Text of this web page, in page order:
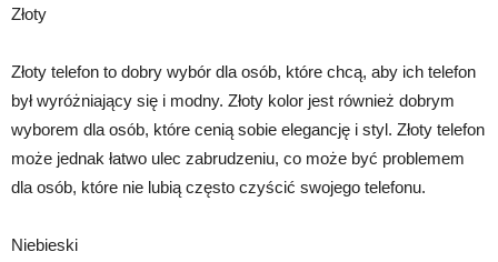
Złoty
Złoty telefon to dobry wybór dla osób, które chcą, aby ich telefon
był wyróżniający się i modny. Złoty kolor jest również dobrym
wyborem dla osób, które cenią sobie elegancję i styl. Złoty telefon
może jednak łatwo ulec zabrudzeniu, co może być problemem
dla osób, które nie lubią często czyścić swojego telefonu.
Niebieski